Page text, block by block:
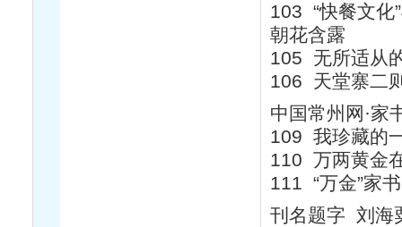
103 “快餐文
朝花含露
105 无所适从
106 天堂寨二
中国常州网·家
109 我珍藏的
110 万两黄金
111 “万金”家
刊名题字 刘海